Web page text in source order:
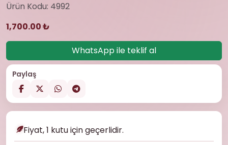
Ürün Kodu: 4992
1,700.00 ₺
WhatsApp ile teklif al
Paylaş
Fiyat, 1 kutu için geçerlidir.